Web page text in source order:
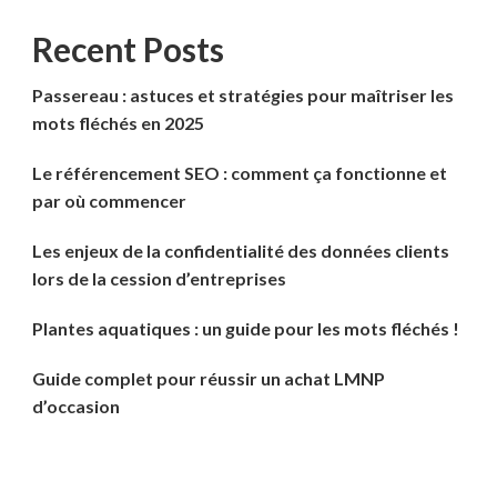
Recent Posts
Passereau : astuces et stratégies pour maîtriser les
mots fléchés en 2025
Le référencement SEO : comment ça fonctionne et
par où commencer
Les enjeux de la confidentialité des données clients
lors de la cession d’entreprises
Plantes aquatiques : un guide pour les mots fléchés !
Guide complet pour réussir un achat LMNP
d’occasion